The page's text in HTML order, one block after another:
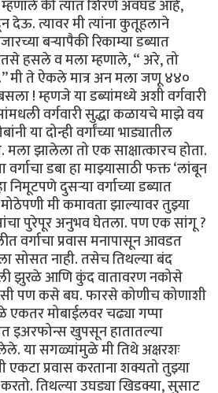
की त्यात शिरणे अवघड आहे,
देऊ. त्यावर मी त्यांना कुतूहलाने
बऱ्यापैकी रिकाम्या डब्यात
हसले व मला म्हणाले, “ अरे, तो
मी ते ऐकले मात्र अन मला जणू ४४०
! म्हणजे या डब्यांमध्ये अशी वर्गवारी
वर्गवारी सुद्धा कळायचे माझे वय
या दोन्ही वर्गांच्या भाड्यातील
झालेला तो एक साक्षात्कारच होता.
वर्गाचा डबा हा माझ्यासाठी फक्त ‘लांबून
निमूटपणे दुसऱ्या वर्गाच्या डब्यात
मी कमावता झाल्यावर तुझ्या
पुरेपूर अनुभव घेतला. पण एक सांगू ?
वर्गाचा प्रवास मनापासून आवडत
सोसत नाही. तसेच तिथल्या बंद
झुरळे आणि कुंद वातावरण नकोसे
पण कसे बघ. फारसे कोणीच कोणाशी
मोबाईलवर चढ्या गप्पा
इअरफोन्स खुपसून हातातल्या
या सगळ्यांमुळे मी तिथे अक्षरशः
प्रवास करताना शक्यतो तुझ्या
तिथल्या उघड्या खिडक्या, सुसाट